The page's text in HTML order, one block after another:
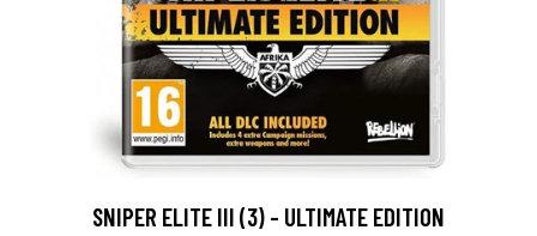
SNIPER ELITE III (3) - ULTIMATE EDITION